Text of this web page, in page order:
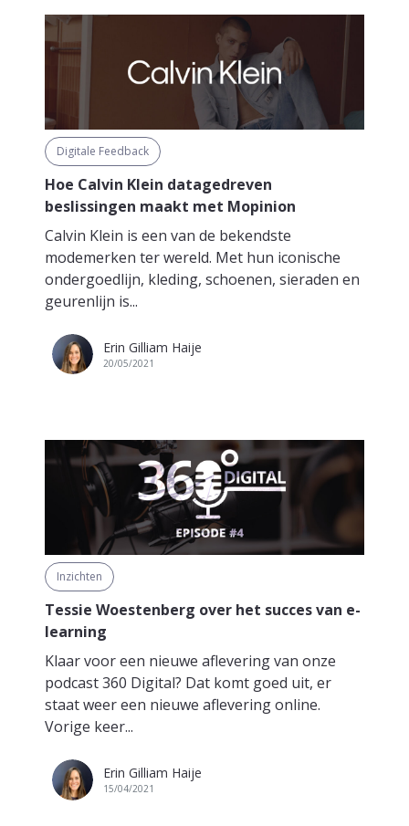
Digitale Feedback
Hoe Calvin Klein datagedreven
beslissingen maakt met Mopinion
Calvin Klein is een van de bekendste
modemerken ter wereld. Met hun iconische
ondergoedlijn, kleding, schoenen, sieraden en
geurenlijn is...
Erin Gilliam Haije
20/05/2021
Inzichten
Tessie Woestenberg over het succes van e-
learning
Klaar voor een nieuwe aflevering van onze
podcast 360 Digital? Dat komt goed uit, er
staat weer een nieuwe aflevering online.
Vorige keer...
Erin Gilliam Haije
15/04/2021